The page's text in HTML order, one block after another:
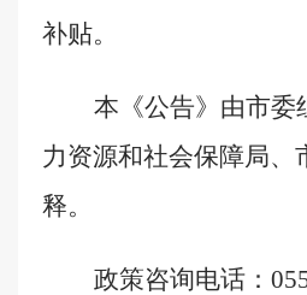
补贴。
本《公告》由市委
力资源和社会保障局、
释。
政策咨询电话：